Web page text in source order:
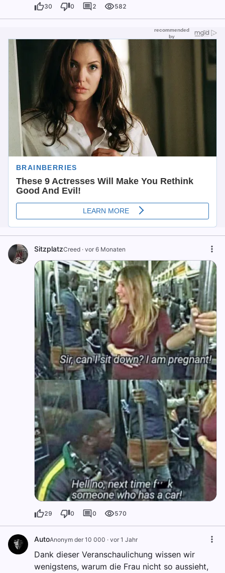
30 0 2 582
SitzplatzCreed · vor 6 Monaten
29 0 0 570
AutoAnonym der 10 000 · vor 1 Jahr
Dank dieser Veranschaulichung wissen wir
wenigstens, warum die Frau nicht so aussieht,